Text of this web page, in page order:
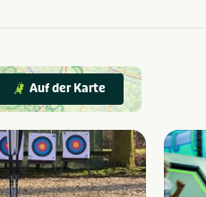
Auf der Karte